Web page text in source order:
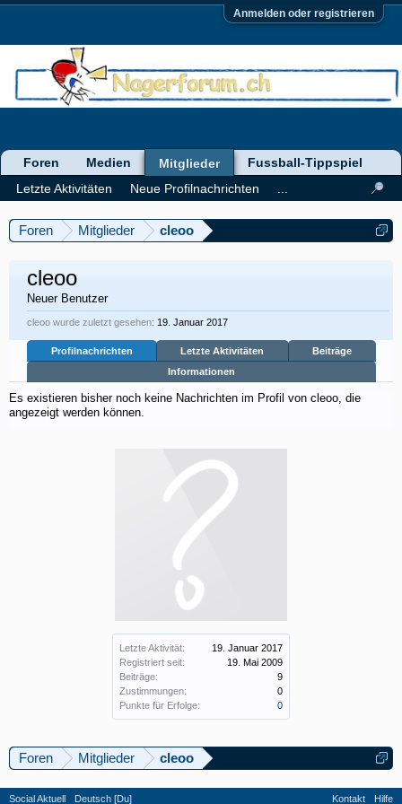
Anmelden oder registrieren
Foren Mitglieder cleoo
Letzte Aktivität:
19. Januar 2017
Registriert seit:
19. Mai 2009
Beiträge:
9
Zustimmungen:
0
Punkte für Erfolge:
0
cleoo
Neuer Benutzer
cleoo wurde zuletzt gesehen: 19. Januar 2017
Profilnachrichten Letzte Aktivitäten
Beiträge
Informationen
Es existieren bisher noch keine Nachrichten im Profil von cleoo, die
angezeigt werden können.
Foren Mitglieder cleoo
Foren Medien
Mitglieder
Letzte Aktivitäten
Neue Profilnachrichten
Fussball-Tippspiel
Social Aktuell Deutsch [Du] Kontakt Hilfe